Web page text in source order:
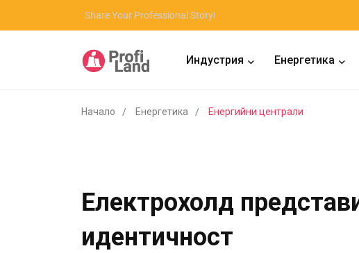
Share Your Professional Story!
Индустрия Енергетика
Начало Енергетика Енергийни централи
Eлектрохолд
идентичност